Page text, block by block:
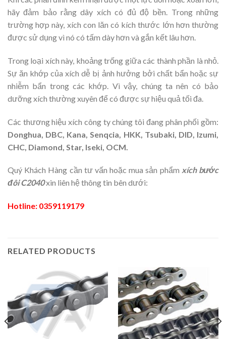
hãy đảm bảo rằng dây xích có đủ độ bền. Trong những
trường hợp này, xích con lăn có kích thước lớn hơn thường
được sử dụng vì nó có tấm dày hơn và gắn kết lâu hơn.
Trong loại xích này, khoảng trống giữa các thành phần là nhỏ.
Sự ăn khớp của xích dễ bị ảnh hưởng bởi chất bẩn hoặc sự
nhiễm bẩn trong các khớp. Vì vậy, chúng ta nên có bảo
dưỡng xích thường xuyên để có được sự hiệu quả tối đa.
Các thương hiệu xích công ty chúng tôi đang phân phối gồm:
Donghua, DBC, Kana, Senqcia, HKK, Tsubaki, DID, Izumi,
CHC, Diamond, Star, Iseki, OCM.
Quý Khách Hàng cần tư vấn hoặc mua sản phẩm xích bước
đôi C2040xin liên hệ thông tin bên dưới:
Hotline: 0359119179
RELATED PRODUCTS